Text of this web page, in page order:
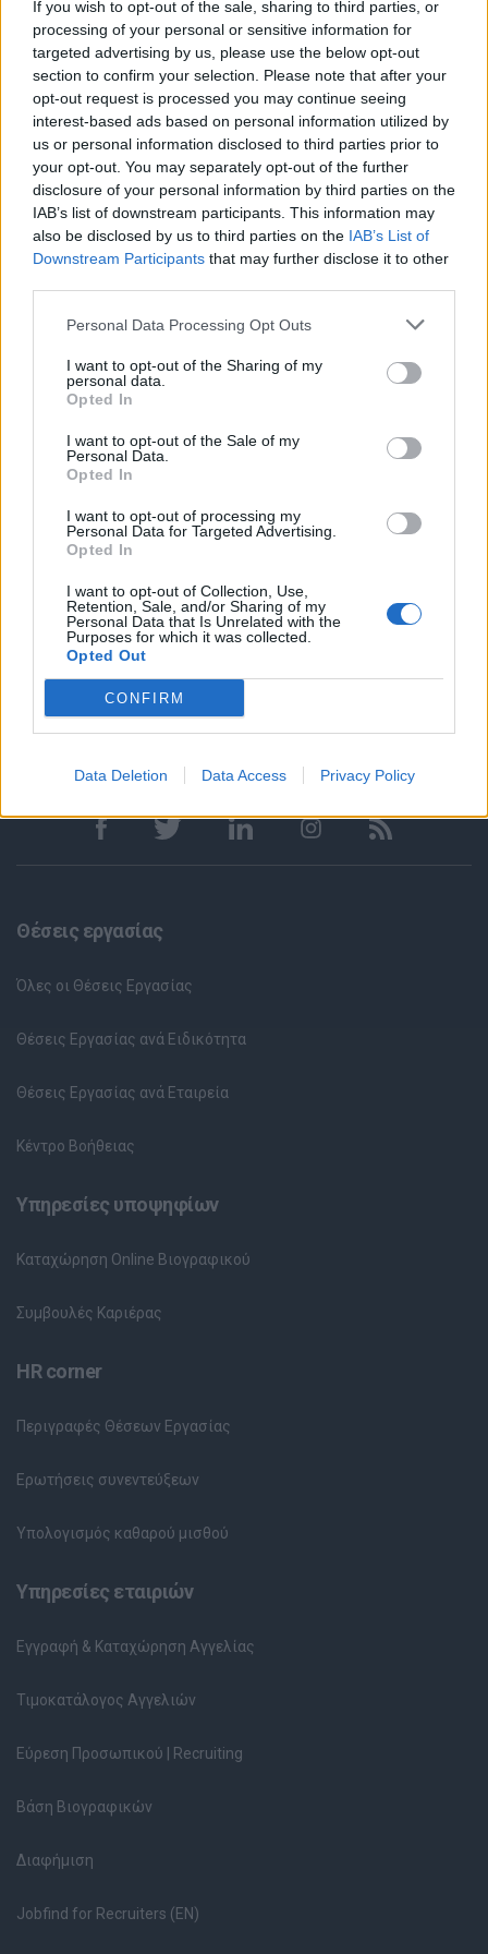
If you wish to opt-out of the sale, sharing to third parties, or
processing of your personal or sensitive information for
targeted advertising by us, please use the below opt-out
section to confirm your selection. Please note that after your
opt-out request is processed you may continue seeing
interest-based ads based on personal information utilized by
us or personal information disclosed to third parties prior to
your opt-out. You may separately opt-out of the further
disclosure of your personal information by third parties on the
IAB’s list of downstream participants. This information may
also be disclosed by us to third parties on the IAB’s List of
Downstream Participants that may further disclose it to other
Personal Data Processing Opt Outs
I want to opt-out of the Sharing of my
personal data.
Opted In
I want to opt-out of the Sale of my
Personal Data.
Opted In
I want to opt-out of processing my
Personal Data for Targeted Advertising.
Opted In
I want to opt-out of Collection, Use,
Retention, Sale, and/or Sharing of my
Personal Data that Is Unrelated with the
Purposes for which it was collected.
Opted Out
CONFIRM
Data Deletion Data Access Privacy Policy
εξωτερικό
Απαραίτητα Προσόντα
3–5 έτη σχετικής επαγγελματικής εμπειρίας
Πολύ καλή γνώση ηλεκτρολογίας και ηλεκτρολογικών
σχεδίων
Εμπειρία σε βιομηχανικούς πίνακες και εγκαταστάσεις
Εμπειρία σε εργασίες πεδίοη, testing και commissioning
Πολύ καλές γνώσεις Η/Υ
Δίπλωμα οδήγησης
Καλή γνώση Αγγλικών (γραπτά & προφορικά)
Παροχές
Ανταγωνιστικό πακέτο αποδοχών
Συνεχής εκπαίδευση και επιμόρφωση σε
softwareπαρακολούθησης ενεργειακών καταναλώσεων,
συστημάτων SCADA καθώς και ενεργών φίλτρων
Επαγγελματική εξέλιξη σε ένα δυναμικό και τεχνολογικά
εξελισσόμενο περιβάλλον
Δυνατότητα απομακρυσμένης εργασίας μέσω υπολογιστή
υπό προϋποθέσεις
Θέσεις εργασίας
Όλες οι Θέσεις Εργασίας
Θέσεις Εργασίας ανά Ειδικότητα
Θέσεις Εργασίας ανά Εταιρεία
Κέντρο Βοήθειας
Υπηρεσίες υποψηφίων
Καταχώρηση Online Βιογραφικού
Συμβουλές Καριέρας
HR corner
Περιγραφές Θέσεων Εργασίας
Ερωτήσεις συνεντεύξεων
Υπολογισμός καθαρού μισθού
Υπηρεσίες εταιριών
Εγγραφή & Καταχώρηση Αγγελίας
Τιμοκατάλογος Αγγελιών
Εύρεση Προσωπικού | Recruiting
Βάση Βιογραφικών
Διαφήμιση
Jobfind for Recruiters (EN)